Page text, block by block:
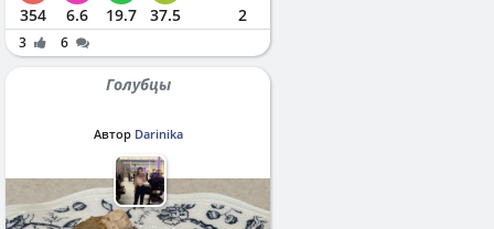
354 6.6 19.7 37.5 2
3 6
Голубцы
Автор Darinika